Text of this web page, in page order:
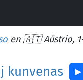
en 🇦🇹 Aŭstrio,
kunvenas ▶︎